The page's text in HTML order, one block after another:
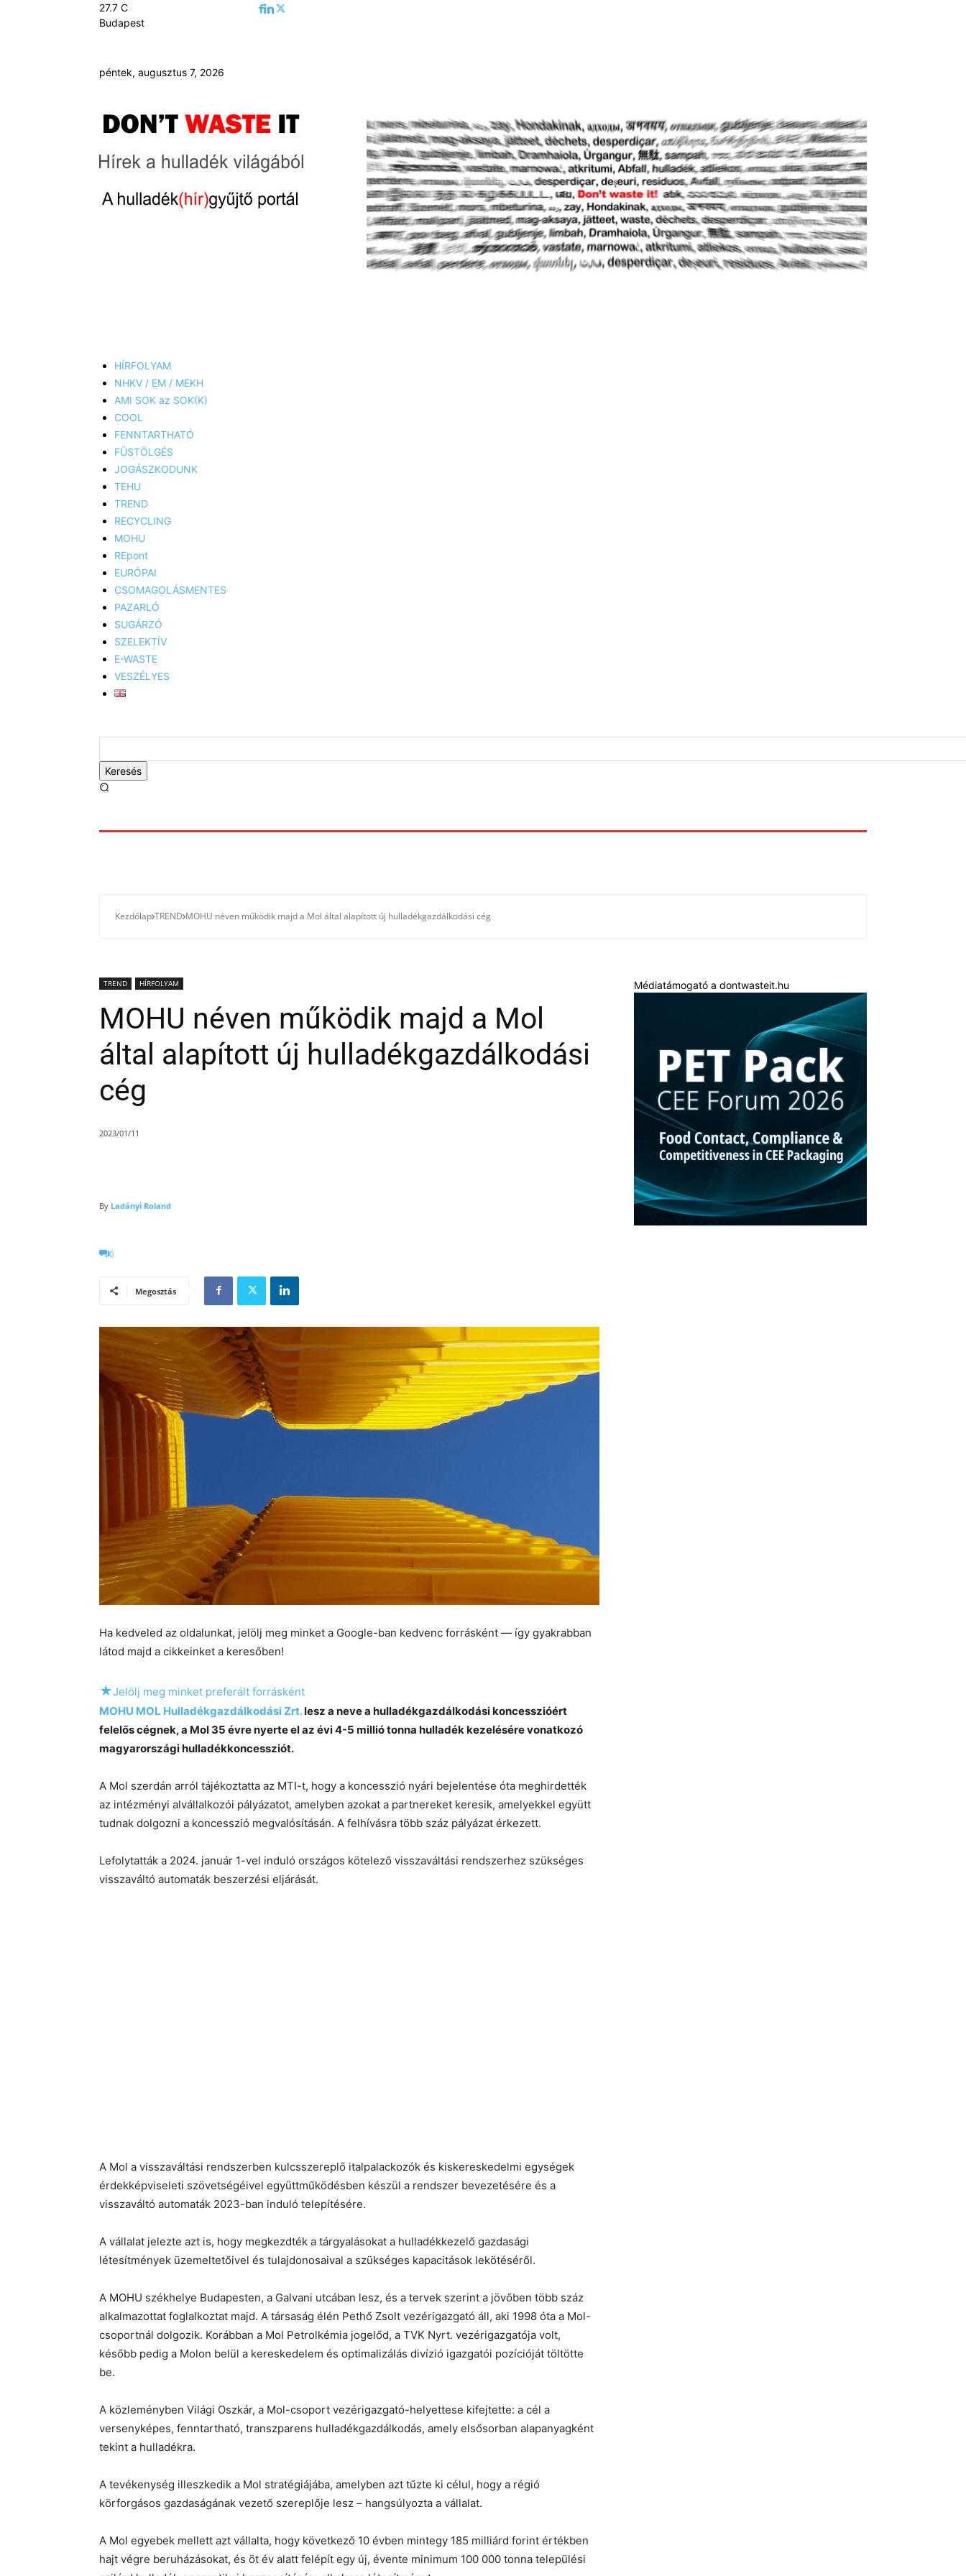
27.7 C
Budapest
péntek, augusztus 7, 2026
HÍRFOLYAM
NHKV / EM / MEKH
AMI SOK az SOK(K)
COOL
FENNTARTHATÓ
FÜSTÖLGÉS
JOGÁSZKODUNK
TEHU
TREND
RECYCLING
MOHU
REpont
EURÓPAI
CSOMAGOLÁSMENTES
PAZARLÓ
SUGÁRZÓ
SZELEKTÍV
E-WASTE
VESZÉLYES
Keresés
Kezdőlap TREND MOHU néven működik majd a Mol által alapított új hulladékgazdálkodási cég
TREND HÍRFOLYAM
MOHU néven működik majd a Mol
által alapított új hulladékgazdálkodási
cég
2023/01/11
By Ladányi Roland
0
Megosztás
Ha kedveled az oldalunkat, jelölj meg minket a Google-ban kedvenc forrásként — így gyakrabban
látod majd a cikkeinket a keresőben!
★Jelölj meg minket preferált forrásként
MOHU MOL Hulladékgazdálkodási Zrt.lesz a neve a hulladékgazdálkodási koncesszióért
felelős cégnek, a Mol 35 évre nyerte el az évi 4-5 millió tonna hulladék kezelésére vonatkozó
magyarországi hulladékkoncessziót.
A Mol szerdán arról tájékoztatta az MTI-t, hogy a koncesszió nyári bejelentése óta meghirdették
az intézményi alvállalkozói pályázatot, amelyben azokat a partnereket keresik, amelyekkel együtt
tudnak dolgozni a koncesszió megvalósításán. A felhívásra több száz pályázat érkezett.
Lefolytatták a 2024. január 1-vel induló országos kötelező visszaváltási rendszerhez szükséges
visszaváltó automaták beszerzési eljárását.
A Mol a visszaváltási rendszerben kulcsszereplő italpalackozók és kiskereskedelmi egységek
érdekképviseleti szövetségéivel együttműködésben készül a rendszer bevezetésére és a
visszaváltó automaták 2023-ban induló telepítésére.
A vállalat jelezte azt is, hogy megkezdték a tárgyalásokat a hulladékkezelő gazdasági
létesítmények üzemeltetőivel és tulajdonosaival a szükséges kapacitások lekötéséről.
A MOHU székhelye Budapesten, a Galvani utcában lesz, és a tervek szerint a jövőben több száz
alkalmazottat foglalkoztat majd. A társaság élén Pethő Zsolt vezérigazgató áll, aki 1998 óta a Mol-
csoportnál dolgozik. Korábban a Mol Petrolkémia jogelőd, a TVK Nyrt. vezérigazgatója volt,
később pedig a Molon belül a kereskedelem és optimalizálás divízió igazgatói pozícióját töltötte
be.
A közleményben Világi Oszkár, a Mol-csoport vezérigazgató-helyettese kifejtette: a cél a
versenyképes, fenntartható, transzparens hulladékgazdálkodás, amely elsősorban alapanyagként
tekint a hulladékra.
A tevékenység illeszkedik a Mol stratégiájába, amelyben azt tűzte ki célul, hogy a régió
körforgásos gazdaságának vezető szereplője lesz – hangsúlyozta a vállalat.
A Mol egyebek mellett azt vállalta, hogy következő 10 évben mintegy 185 milliárd forint értékben
hajt végre beruházásokat, és öt év alatt felépít egy új, évente minimum 100 000 tonna települési
Médiatámogató a dontwasteit.hu